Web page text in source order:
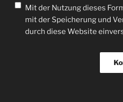
Mit der Nutzung dieses
mit der Speicherung und
durch diese Website